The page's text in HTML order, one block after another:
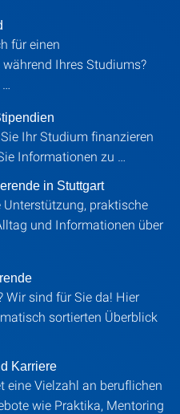
für einen
Ihres Studiums?
Ihr Studium finanzieren
Informationen zu …
in Stuttgart
Unterstützung, praktische
und Informationen über
Wir sind für Sie da! Hier
sortierten Überblick
Karriere
eine Vielzahl an beruflichen
wie Praktika, Mentoring